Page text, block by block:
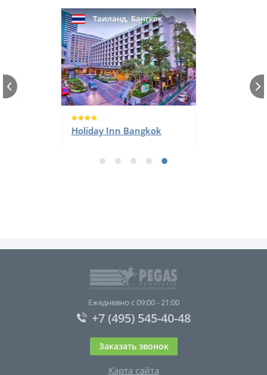
Таиланд,Бангкок
Royal Princess Larn Luang
Ежедневно с 09:00 - 21:00
+7 (495) 545-40-48
Заказать звонок
Карта сайта